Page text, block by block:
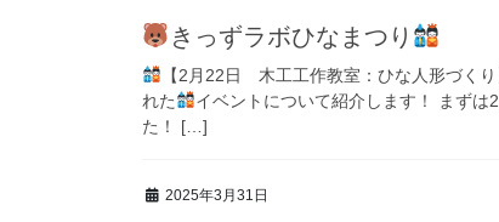
きっずラボひなまつり
【2月22日 木工工作教室：ひな人形づくり
れた
イベントについて紹介します！ まず
た！ […]
2025年3月31日